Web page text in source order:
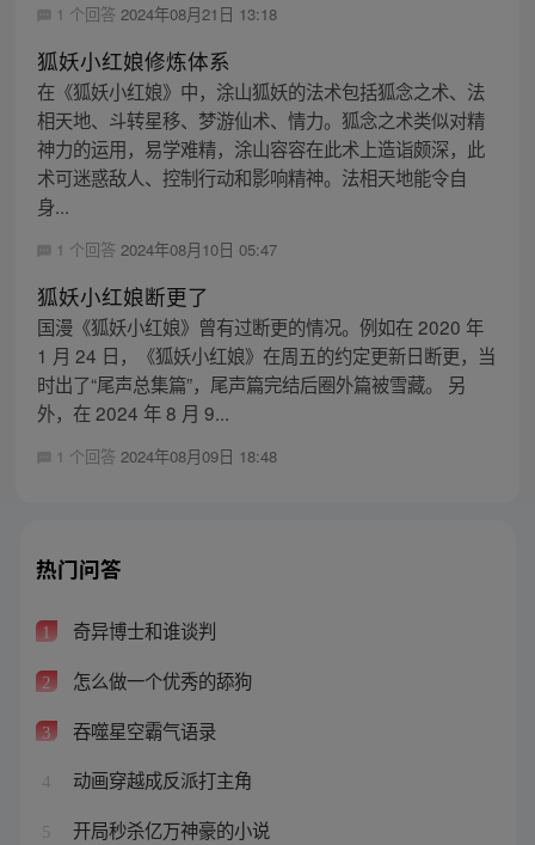
1 个回答 2024年08月21日 13:18
狐妖小红娘修炼体系
在《狐妖小红娘》中，涂山狐妖的法术包括狐念之术、法
相天地、斗转星移、梦游仙术、情力。狐念之术类似对精
神力的运用，易学难精，涂山容容在此术上造诣颇深，此
术可迷惑敌人、控制行动和影响精神。法相天地能令自
身...
1 个回答 2024年08月10日 05:47
狐妖小红娘断更了
国漫《狐妖小红娘》曾有过断更的情况。例如在 2020 年
1 月 24 日，《狐妖小红娘》在周五的约定更新日断更，当
时出了“尾声总集篇”，尾声篇完结后圈外篇被雪藏。 另
外，在 2024 年 8 月 9...
1 个回答 2024年08月09日 18:48
热门问答
1 奇异博士和谁谈判
2 怎么做一个优秀的舔狗
3 吞噬星空霸气语录
4 动画穿越成反派打主角
5 开局秒杀亿万神豪的小说